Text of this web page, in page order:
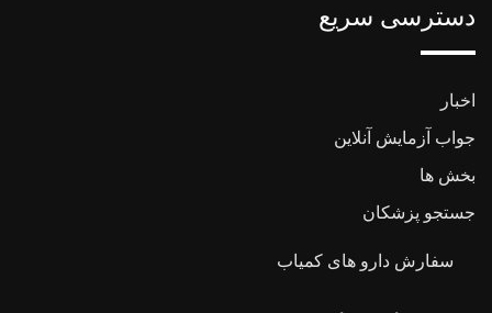
دسترسی سریع
اخبار
جواب آزمایش آنلاین
بخش ها
جستجو پزشکان
سفارش دارو های کمیاب